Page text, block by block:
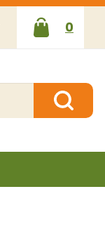
0
ARTICOLI
INSERITI
Cerca